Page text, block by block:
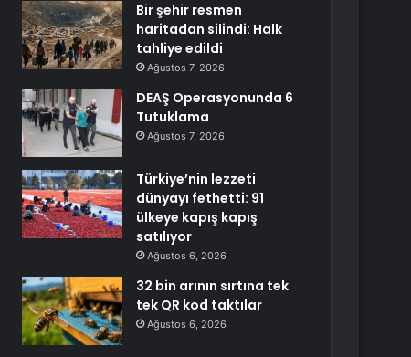
Bir şehir resmen
haritadan silindi: Halk
tahliye edildi
Ağustos 7, 2026
DEAŞ Operasyonunda 6
Tutuklama
Ağustos 7, 2026
Türkiye’nin lezzeti
dünyayı fethetti: 91
ülkeye kapış kapış
satılıyor
Ağustos 6, 2026
32 bin arının sırtına tek
tek QR kod taktılar
Ağustos 6, 2026